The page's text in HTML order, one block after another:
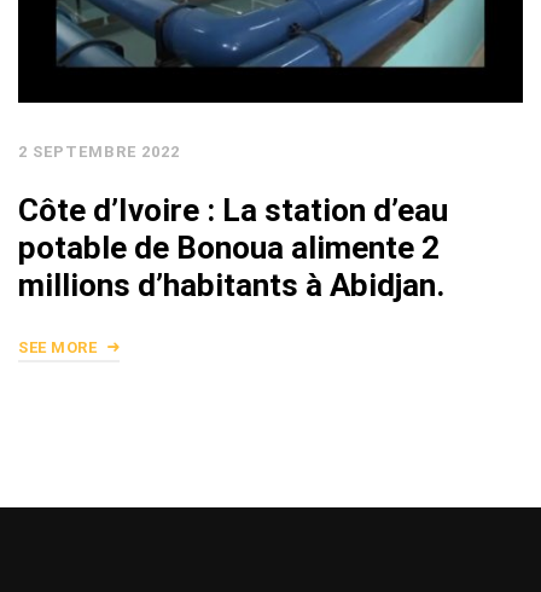
2 SEPTEMBRE 2022
Côte d’Ivoire : La station d’eau
potable de Bonoua alimente 2
millions d’habitants à Abidjan.
SEE MORE